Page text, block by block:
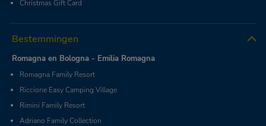
Christmas Gift Card
Bestemmingen
Romagna en Bologna - Emilia Romagna
Romagna Family Resort
Riccione Easy Camping Village
Rimini Family Resort
Adriano Family Collection